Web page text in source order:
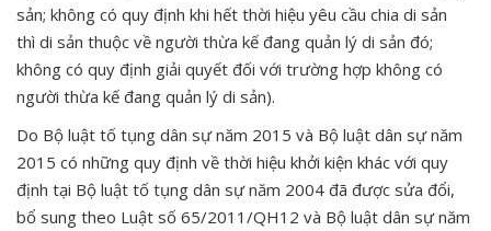
sản; không có quy định khi hết thời hiệu yêu cầu chia di sản
thì di sản thuộc về người thừa kế đang quản lý di sản đó;
không có quy định giải quyết đối với trường hợp không có
người thừa kế đang quản lý di sản).
Do Bộ luật tố tụng dân sự năm 2015 và Bộ luật dân sự năm
2015 có những quy định về thời hiệu khởi kiện khác với quy
định tại Bộ luật tố tụng dân sự năm 2004 đã được sửa đổi,
bổ sung theo Luật số 65/2011/QH12 và Bộ luật dân sự năm